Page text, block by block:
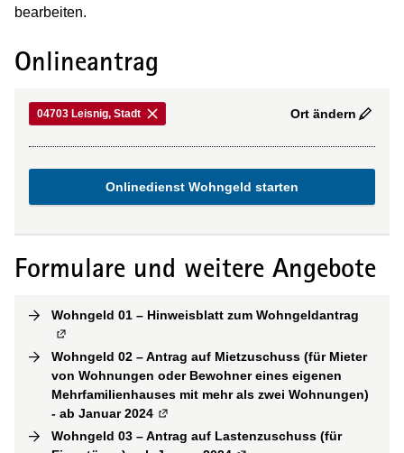
bearbeiten.
Onlineantrag
04703 Leisnig, Stadt Ort ändern
Onlinedienst Wohngeld starten
Formulare und weitere Angebote
Wohngeld 01 – Hinweisblatt zum Wohngeldantrag
Wohngeld 02 – Antrag auf Mietzuschuss (für Mieter
von Wohnungen oder Bewohner eines eigenen
Mehrfamilienhauses mit mehr als zwei Wohnungen)
- ab Januar 2024 Externe Verlinkung
Wohngeld 03 – Antrag auf Lastenzuschuss (für